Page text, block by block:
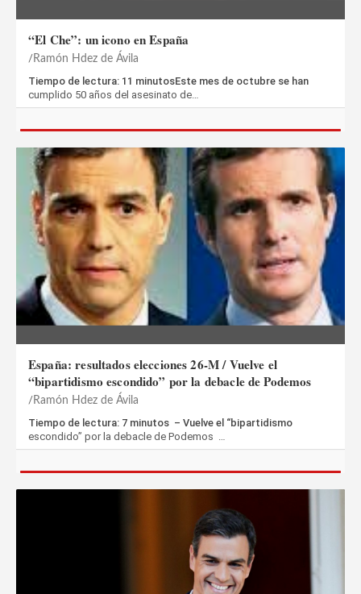
“El Che”: un icono en España
Ramón Hdez de Ávila
Tiempo de lectura: 11 minutosEste mes de octubre se han
cumplido 50 años del asesinato de…
España: resultados elecciones 26-M / Vuelve el
“bipartidismo escondido” por la debacle de Podemos
Ramón Hdez de Ávila
Tiempo de lectura: 7 minutos – Vuelve el “bipartidismo
escondido” por la debacle de Podemos …